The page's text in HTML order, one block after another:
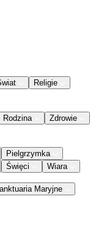
Religie
Rodzina
Zdrowie
Pielgrzymka
Święci Wiara
Maryjne